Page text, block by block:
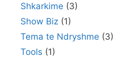
Shkarkime (3)
Show Biz (1)
Tema te Ndryshme (3)
Tools (1)